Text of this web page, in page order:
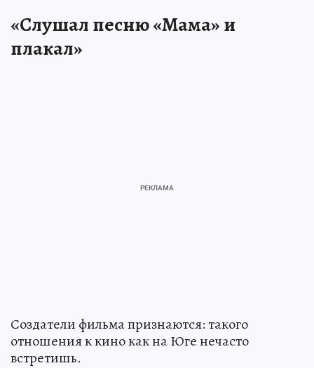
«Слушал песню «Мама» и
плакал»
Создатели фильма признаются: такого
отношения к кино как на Юге нечасто
встретишь.